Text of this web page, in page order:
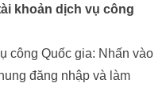
khoản dịch vụ công
công Quốc gia: Nhấn vào
đăng nhập và làm